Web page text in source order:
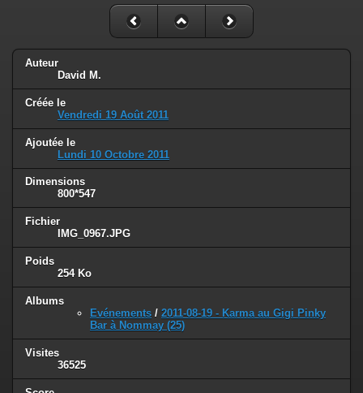
Auteur
David M.
Créée le
Vendredi 19 Août 2011
Ajoutée le
Lundi 10 Octobre 2011
Dimensions
800*547
Fichier
IMG_0967.JPG
Poids
254 Ko
Albums
Evénements / 2011-08-19 - Karma au Gigi Pinky
Bar à Nommay (25)
Visites
36525